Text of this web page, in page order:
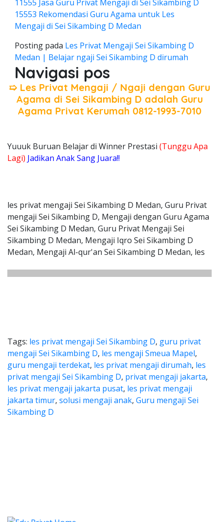
11555 Jasa Guru Privat Mengaji di Sei Sikambing D
15553 Rekomendasi Guru Agama untuk Les
Mengaji di Sei Sikambing D Medan
Posting pada Les Privat Mengaji Sei Sikambing D
Medan | Belajar ngaji Sei Sikambing D dirumah
Navigasi pos
➯ Les Privat Mengaji / Ngaji dengan Guru
Agama di Sei Sikambing D adalah Guru
Agama Privat Kerumah 0812-1993-7010
Yuuuk Buruan Belajar di Winner Prestasi (Tunggu Apa
Lagi) Jadikan Anak Sang Juara!!
les privat mengaji Sei Sikambing D Medan, Guru Privat
mengaji Sei Sikambing D, Mengaji dengan Guru Agama
Sei Sikambing D Medan, Guru Privat Mengaji Sei
Sikambing D Medan, Mengaji Iqro Sei Sikambing D
Medan, Mengaji Al-qur'an Sei Sikambing D Medan, les
Tags: les privat mengaji Sei Sikambing D, guru privat
mengaji Sei Sikambing D, les mengaji Smeua Mapel,
guru mengaji terdekat, les privat mengaji dirumah, les
privat mengaji Sei Sikambing D, privat mengaji jakarta,
les privat mengaji jakarta pusat, les privat mengaji
jakarta timur, solusi mengaji anak, Guru mengaji Sei
Sikambing D